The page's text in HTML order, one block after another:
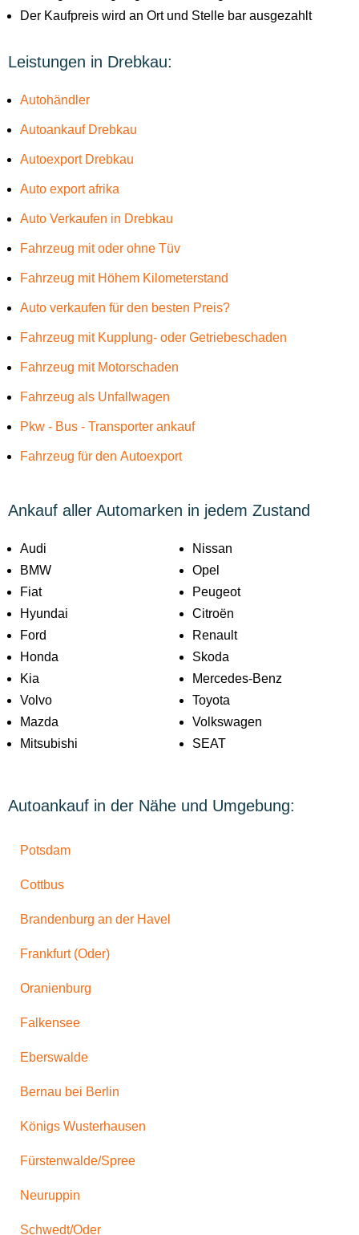
Der Kaufpreis wird an Ort und Stelle bar ausgezahlt
Leistungen in Drebkau:
Autohändler
Autoankauf Drebkau
Autoexport Drebkau
Auto export afrika
Auto Verkaufen in Drebkau
Fahrzeug mit oder ohne Tüv
Fahrzeug mit Höhem Kilometerstand
Auto verkaufen für den besten Preis?
Fahrzeug mit Kupplung- oder Getriebeschaden
Fahrzeug mit Motorschaden
Fahrzeug als Unfallwagen
Pkw - Bus - Transporter ankauf
Fahrzeug für den Autoexport
Ankauf aller Automarken in jedem Zustand
Audi
BMW
Fiat
Hyundai
Ford
Honda
Kia
Volvo
Mazda
Mitsubishi
Nissan
Opel
Peugeot
Citroën
Renault
Skoda
Mercedes-Benz
Toyota
Volkswagen
SEAT
Autoankauf in der Nähe und Umgebung:
Potsdam
Cottbus
Brandenburg an der Havel
Frankfurt (Oder)
Oranienburg
Falkensee
Eberswalde
Bernau bei Berlin
Königs Wusterhausen
Fürstenwalde/Spree
Neuruppin
Schwedt/Oder